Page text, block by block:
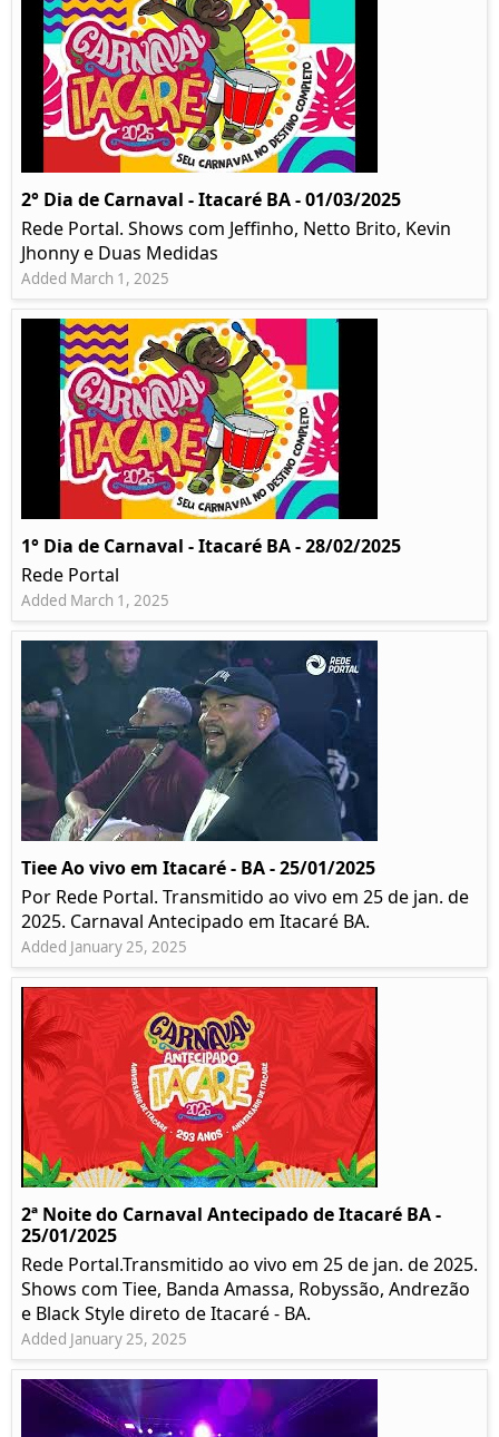
2° Dia de Carnaval - Itacaré BA - 01/03/2025
Rede Portal. Shows com Jeffinho, Netto Brito, Kevin
Jhonny e Duas Medidas
Added March 1, 2025
1° Dia de Carnaval - Itacaré BA - 28/02/2025
Rede Portal
Added March 1, 2025
Tiee Ao vivo em Itacaré - BA - 25/01/2025
Por Rede Portal. Transmitido ao vivo em 25 de jan. de
2025. Carnaval Antecipado em Itacaré BA.
Added January 25, 2025
2ª Noite do Carnaval Antecipado de Itacaré BA -
25/01/2025
Rede Portal.Transmitido ao vivo em 25 de jan. de 2025.
Shows com Tiee, Banda Amassa, Robyssão, Andrezão
e Black Style direto de Itacaré - BA.
Added January 25, 2025